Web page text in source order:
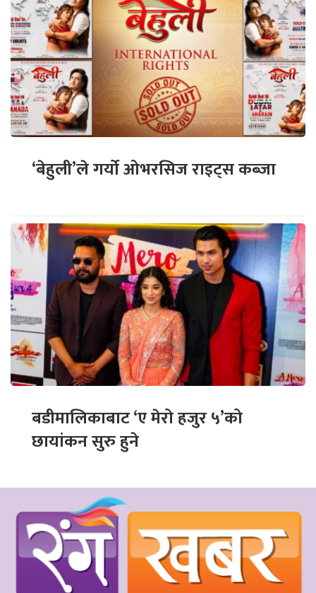
‘बेहुली’ले गर्यो ओभरसिज राइट्स कब्जा
बडीमालिकाबाट ‘ए मेरो हजुर ५’को
छायांकन सुरु हुने